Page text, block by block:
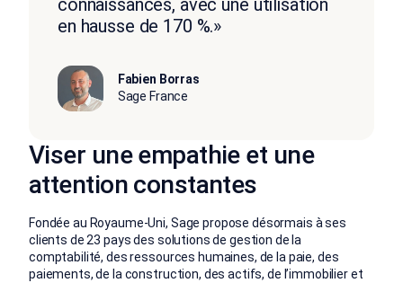
connaissances, avec une utilisation
en hausse de 170 %.»
Fabien Borras
Sage France
Viser une empathie et une
attention constantes
Fondée au Royaume-Uni, Sage propose désormais à ses
clients de 23 pays des solutions de gestion de la
comptabilité, des ressources humaines, de la paie, des
paiements, de la construction, des actifs, de l’immobilier et